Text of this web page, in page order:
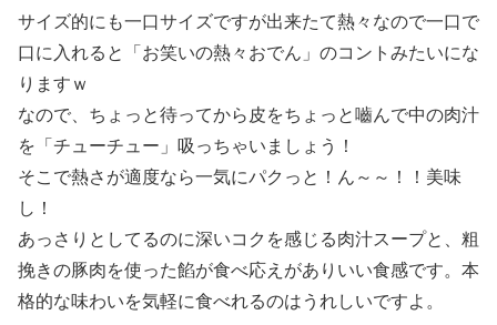
サイズ的にも一口サイズですが出来たて熱々なので一口で
口に入れると「お笑いの熱々おでん」のコントみたいにな
りますｗ
なので、ちょっと待ってから皮をちょっと嚙んで中の肉汁
を「チューチュー」吸っちゃいましょう！
そこで熱さが適度なら一気にパクっと！ん～～！！美味
し！
あっさりとしてるのに深いコクを感じる肉汁スープと、粗
挽きの豚肉を使った餡が食べ応えがありいい食感です。本
格的な味わいを気軽に食べれるのはうれしいですよ。